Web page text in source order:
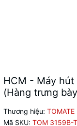
HCM - Máy hút
(Hàng trưng
Thương hiệu: TOMATE
Mã SKU: TOM 3159B-